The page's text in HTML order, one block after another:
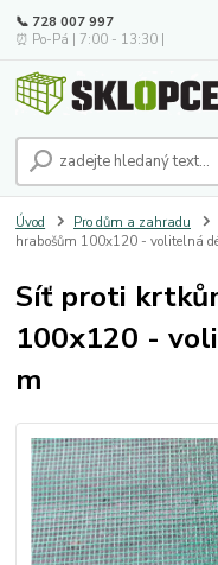
📞 728 007 997
⏰ Po-Pá | 7:00 - 13:30 |
Úvod Pro dům a zahradu
hrabošům 100x120 - volitelná
Síť proti
100x120 -
m